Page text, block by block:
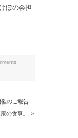
ぼの会担
のご報告
の食事」 ＞